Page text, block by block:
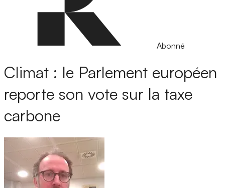
Abonné
Climat : le Parlement européen
reporte son vote sur la taxe
carbone